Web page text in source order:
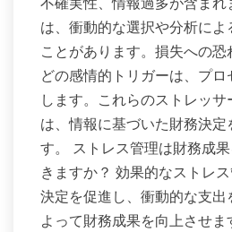
は、衝動的な選択や分析に
ことがあります。損失への
どの感情的トリガーは、プ
します。これらのストレッサ
は、情報に基づいた財務決
す。 ストレス管理は財務成
きますか？ 効果的なストレ
決定を促進し、衝動的な支出
よって財務成果を向上させ